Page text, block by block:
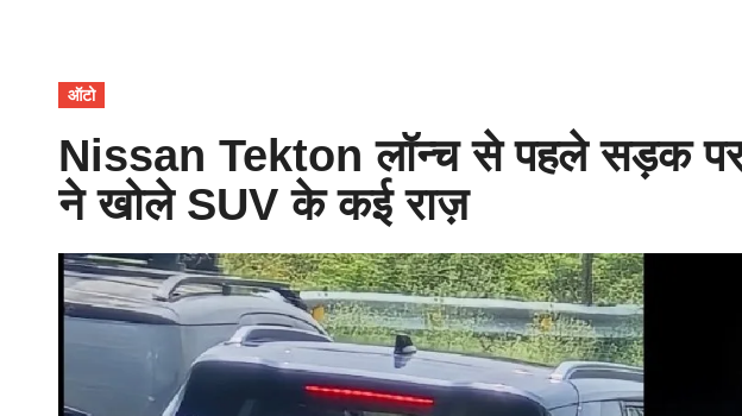
ऑटो
Nissan Tekton लॉन्च से पहले सड़क
ने खोले SUV के कई राज़